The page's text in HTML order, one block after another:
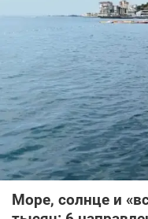
Море, солнце и